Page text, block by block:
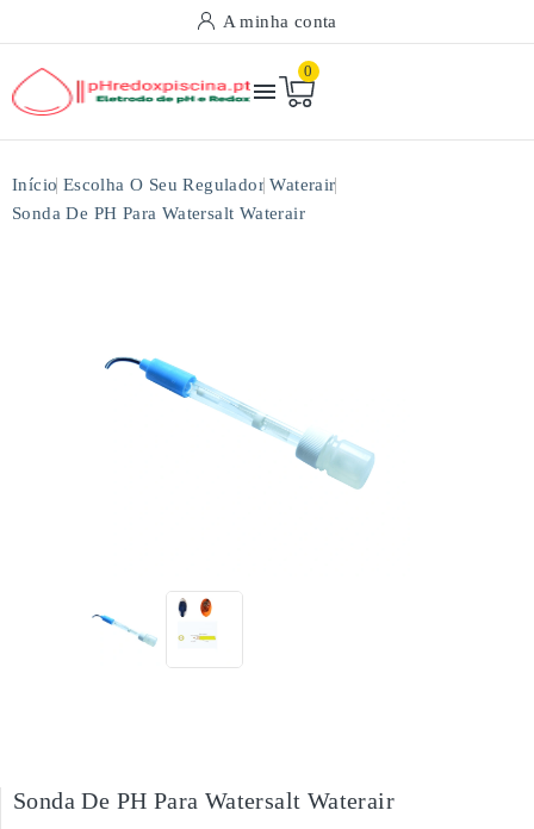
A minha conta

0
Início Escolha O Seu Regulador Waterair
Sonda De PH Para Watersalt Waterair
Sonda De PH Para Watersalt Waterair